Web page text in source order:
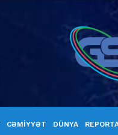
CƏMİYYƏT DÜNYA